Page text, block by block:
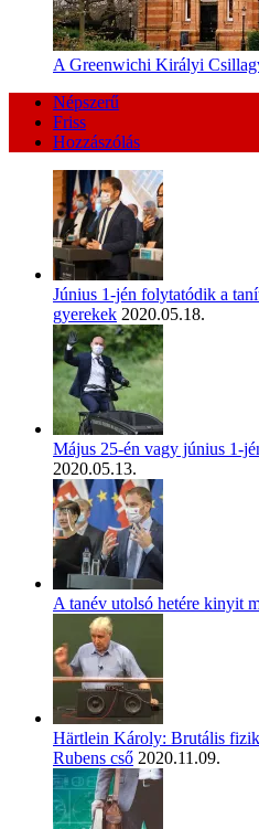
A Greenwichi Királyi
Népszerű
Friss
Hozzászólás
Június 1-jén folytatódik a
gyerekek 2020.05.18.
Május 25-én vagy június 1-
2020.05.13.
A tanév utolsó hetére kinyit
Härtlein Károly: Brutális
Rubens cső 2020.11.09.